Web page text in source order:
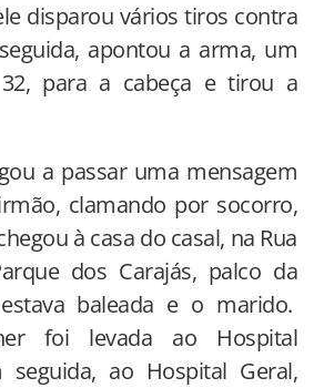
disparou vários tiros contra
apontou a arma, um
para a cabeça e tirou a
a passar uma mensagem
clamando por socorro,
à casa do casal, na Rua
dos Carajás, palco da
baleada e o marido.
foi levada ao Hospital
seguida, ao Hospital Geral,